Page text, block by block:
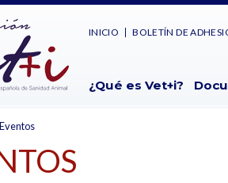
INICIO BOLETÍN DE
¿Qué es Vet+i?
Eventos